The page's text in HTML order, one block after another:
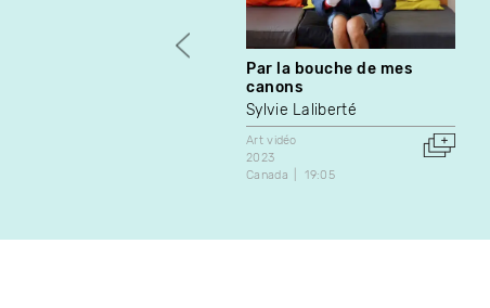
Par la bouche de mes
canons
Sylvie Laliberté
Art vidéo
2023
Canada
19:05